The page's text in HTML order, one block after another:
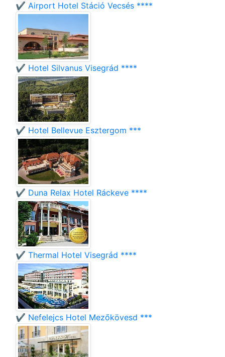
✔️ Airport Hotel Stáció Vecsés ****
✔️ Hotel Silvanus Visegrád ****
✔️ Hotel Bellevue Esztergom ***
✔️ Duna Relax Hotel Ráckeve ****
✔️ Thermal Hotel Visegrád ****
✔️ Nefelejcs Hotel Mezőkövesd ***